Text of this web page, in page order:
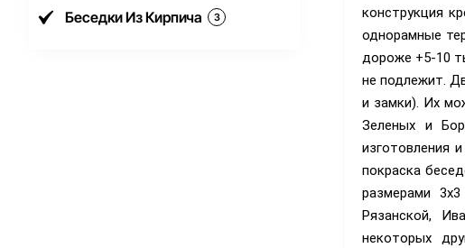
Беседки Из Кирпича 3
конструкция
однорамные
дороже +5-10
не подлежит.
и замки). Их
Зеленых и
изготовления
покраска
размерами
Рязанской,
некоторых